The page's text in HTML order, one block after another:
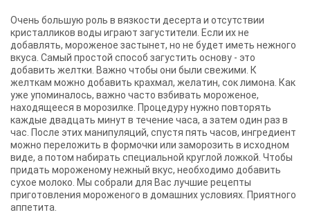
Очень большую роль в вязкости десерта и отсутствии
кристалликов воды играют загустители. Если их не
добавлять, мороженое застынет, но не будет иметь нежного
вкуса. Самый простой способ загустить основу - это
добавить желтки. Важно чтобы они были свежими. К
желткам можно добавить крахмал, желатин, сок лимона. Как
уже упоминалось, важно часто взбивать мороженое,
находящееся в морозилке. Процедуру нужно повторять
каждые двадцать минут в течение часа, а затем один раз в
час. После этих манипуляций, спустя пять часов, ингредиент
можно переложить в формочки или заморозить в исходном
виде, а потом набирать специальной круглой ложкой. Чтобы
придать мороженому нежный вкус, необходимо добавить
сухое молоко. Мы собрали для Вас лучшие рецепты
приготовления мороженого в домашних условиях. Приятного
аппетита.